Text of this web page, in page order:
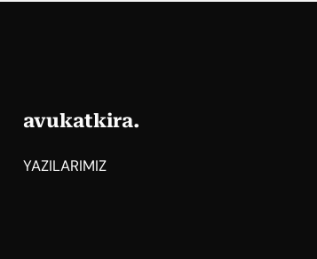
avukatkira.
YAZILARIMIZ